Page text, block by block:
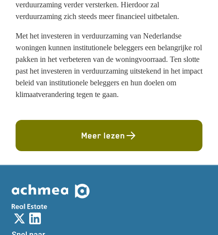
verduurzaming verder versterken. Hierdoor zal
verduurzaming zich steeds meer financieel uitbetalen.
Met het investeren in verduurzaming van Nederlandse
woningen kunnen institutionele beleggers een belangrijke rol
pakken in het verbeteren van de woningvoorraad. Ten slotte
past het investeren in verduurzaming uitstekend in het impact
beleid van institutionele beleggers en hun doelen om
klimaatverandering tegen te gaan.
Meer lezen